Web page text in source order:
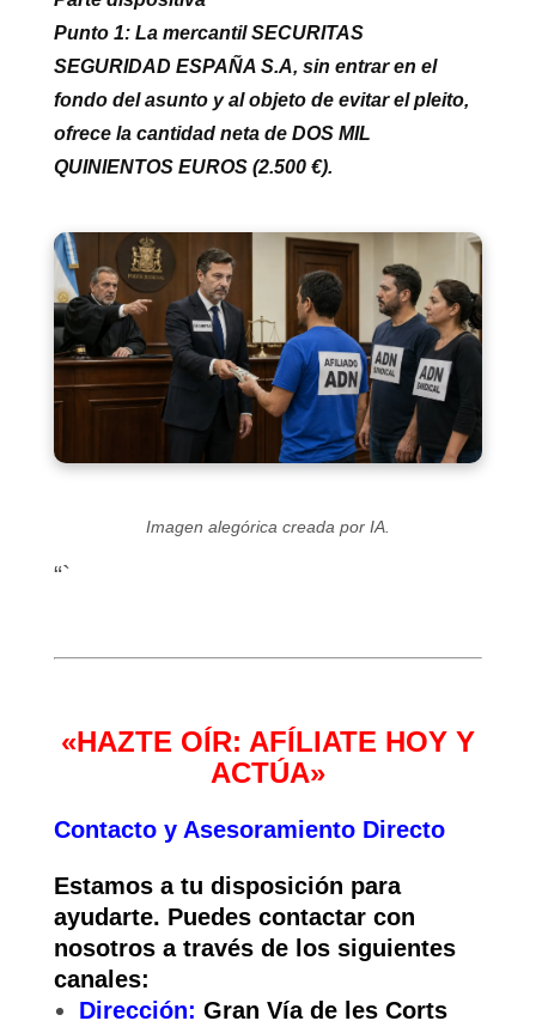
Punto 1: La mercantilSECURITAS
SEGURIDAD ESPAÑA S.A, sin entrar en el
fondo del asunto y al objeto de evitar el pleito,
ofrece la cantidad neta de DOS MIL
QUINIENTOS EUROS (2.500 €).
Imagen alegórica creada por IA.
“`
«HAZTE OÍR: AFÍLIATE HOY Y
ACTÚA»
Contacto y Asesoramiento Directo
Estamos a tu disposición para
ayudarte. Puedes contactar con
nosotros a través de los siguientes
canales:
Dirección: Gran Vía de les Corts